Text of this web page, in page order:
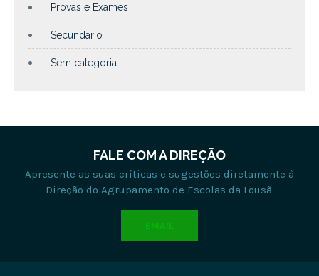
Provas e Exames
Secundário
Sem categoria
FALE COM A DIREÇÃO
Apresente as suas críticas e sugestões diretamente à
Direção do Agrupamento de Escolas da Lousã.
EMAIL